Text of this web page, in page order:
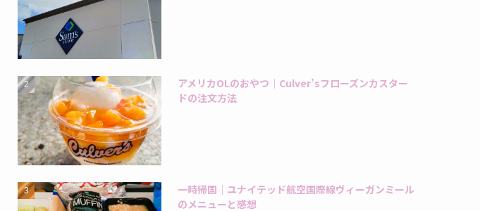
アメリカOLのおやつ｜Culver’sフローズンカスター
ドの注文方法
一時帰国｜ユナイテッド航空国際線ヴィーガンミール
のメニューと感想